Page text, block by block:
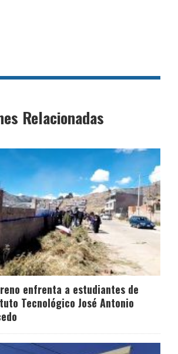
Relacionadas
enfrenta a estudiantes de
Tecnológico José Antonio